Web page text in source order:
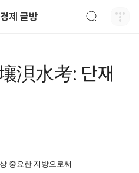
제 글방
浿水考: 단재
중요한 지방으로써